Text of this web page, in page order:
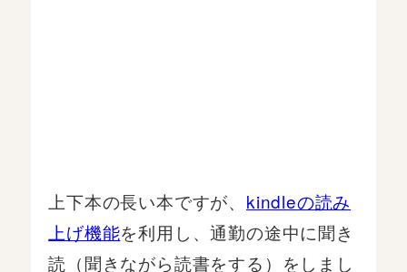
上下本の長い本ですが、 kindleの読み
上げ機能を利用し、通勤の途中に聞き
読（聞きながら読書をする）をしまし